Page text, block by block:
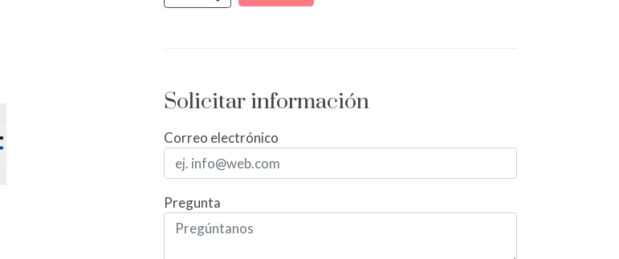
Solicitar información
Correo electrónico
Pregunta